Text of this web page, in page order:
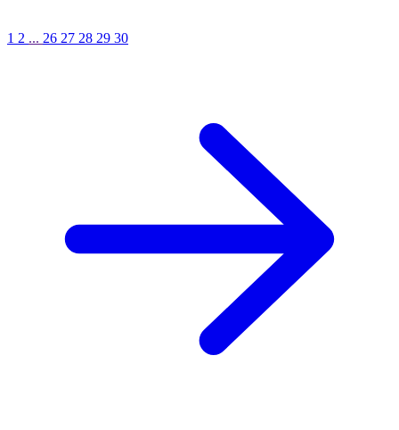
1 2 ... 26 27 28 29 30